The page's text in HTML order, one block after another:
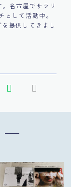
名古屋でサラリ
して活動中。
提供してきまし